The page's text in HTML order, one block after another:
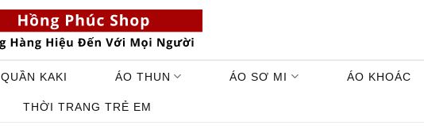
QUẦN KAKI ÁO THUN ÁO SƠ MI ÁO KHOÁC
THỜI TRANG TRẺ EM